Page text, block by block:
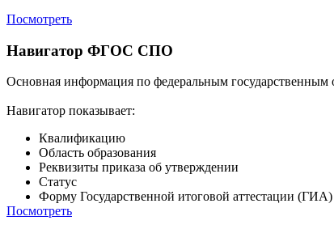
Посмотреть
Навигатор ФГОС СПО
Основная информация по федеральным государственным
Навигатор показывает:
Квалификацию
Область образования
Реквизиты приказа об утверждении
Статус
Форму Государственной итоговой аттестации (ГИА)
Посмотреть